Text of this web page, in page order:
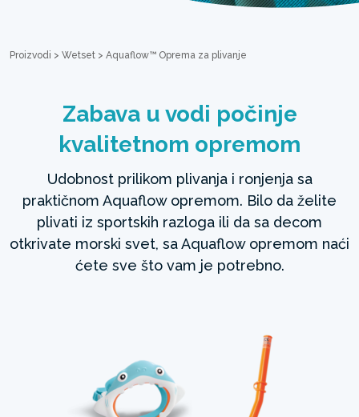
Proizvodi > Wetset > Aquaflow™ Oprema za plivanje
Zabava u vodi počinje
kvalitetnom opremom
Udobnost prilikom plivanja i ronjenja sa
praktičnom Aquaflow opremom. Bilo da želite
plivati iz sportskih razloga ili da sa decom
otkrivate morski svet, sa Aquaflow opremom naći
ćete sve što vam je potrebno.